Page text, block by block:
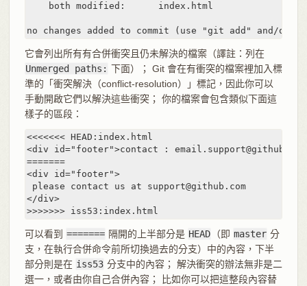
    both modified:      index.html
no changes added to commit (use "git add" and/or
它會列出所有有合併衝突且仍未解決的檔案（譯註：列在
Unmerged paths: 下面）； Git 會在有衝突的檔案裡加入標
準的「衝突解決（conflict-resolution）」標記，因此你可以
手動開啟它們以解決這些衝突； 你的檔案會包含類似下面這
樣子的區段：
<<<<<<< HEAD:index.html
<div id="footer">contact :
=======
<div id="footer">
please contact us at support@github.com
</div>
>>>>>>> iss53:index.html
可以看到 ======= 隔開的上半部分是 HEAD （即 master 分
支，在執行合併命令前所切換過去的分支）中的內容，下半
部分則是在 iss53 分支中的內容； 解決衝突的辦法無非是二
選一，或者由你自己合併內容； 比如你可以把這整段內容替